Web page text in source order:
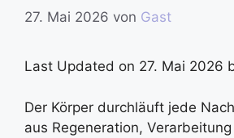
27. Mai 2026 von Gast
Last Updated on 27. Mai 2026
Der Körper durchläuft jede
aus Regeneration,